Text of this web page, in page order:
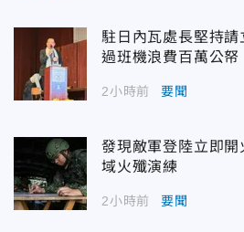
駐日內瓦處長堅持
過班機浪費百萬公帑
2小時前 要聞
發現敵軍登陸立即
域火殲演練
2小時前 要聞